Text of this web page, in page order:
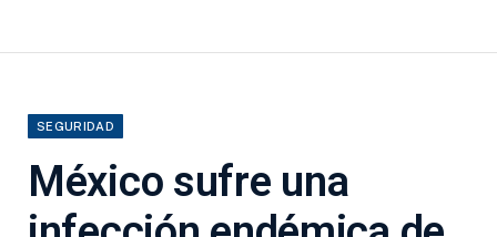
SEGURIDAD
México sufre una